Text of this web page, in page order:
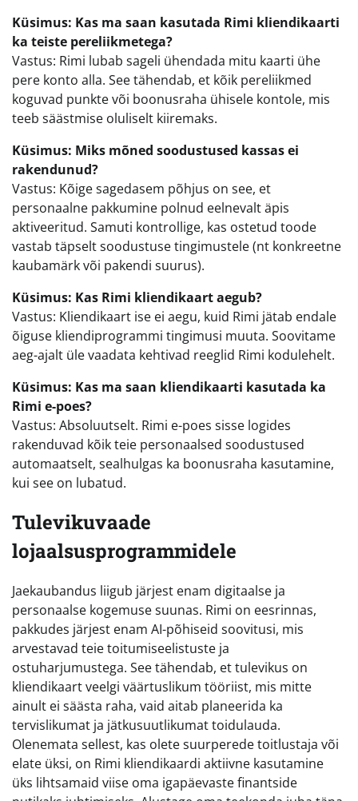
Küsimus: Kas ma saan kasutada Rimi kliendikaarti
ka teiste pereliikmetega?
Vastus: Rimi lubab sageli ühendada mitu kaarti ühe
pere konto alla. See tähendab, et kõik pereliikmed
koguvad punkte või boonusraha ühisele kontole, mis
teeb säästmise oluliselt kiiremaks.
Küsimus: Miks mõned soodustused kassas ei
rakendunud?
Vastus: Kõige sagedasem põhjus on see, et
personaalne pakkumine polnud eelnevalt äpis
aktiveeritud. Samuti kontrollige, kas ostetud toode
vastab täpselt soodustuse tingimustele (nt konkreetne
kaubamärk või pakendi suurus).
Küsimus: Kas Rimi kliendikaart aegub?
Vastus: Kliendikaart ise ei aegu, kuid Rimi jätab endale
õiguse kliendiprogrammi tingimusi muuta. Soovitame
aeg-ajalt üle vaadata kehtivad reeglid Rimi kodulehelt.
Küsimus: Kas ma saan kliendikaarti kasutada ka
Rimi e-poes?
Vastus: Absoluutselt. Rimi e-poes sisse logides
rakenduvad kõik teie personaalsed soodustused
automaatselt, sealhulgas ka boonusraha kasutamine,
kui see on lubatud.
Tulevikuvaade
lojaalsusprogrammidele
Jaekaubandus liigub järjest enam digitaalse ja
personaalse kogemuse suunas. Rimi on eesrinnas,
pakkudes järjest enam AI-põhiseid soovitusi, mis
arvestavad teie toitumiseelistuste ja
ostuharjumustega. See tähendab, et tulevikus on
kliendikaart veelgi väärtuslikum tööriist, mis mitte
ainult ei säästa raha, vaid aitab planeerida ka
tervislikumat ja jätkusuutlikumat toidulauda.
Olenemata sellest, kas olete suurperede toitlustaja või
elate üksi, on Rimi kliendikaardi aktiivne kasutamine
üks lihtsamaid viise oma igapäevaste finantside